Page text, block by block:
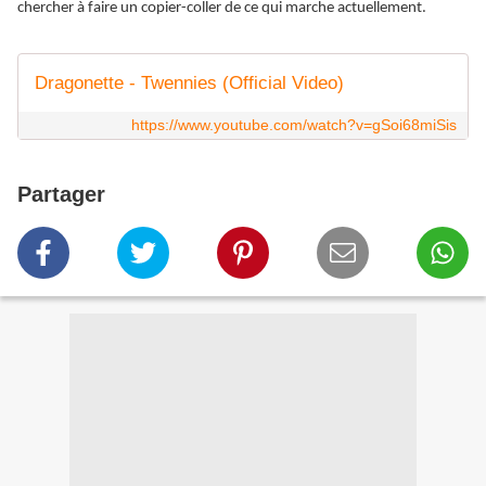
chercher à faire un copier-coller de ce qui marche actuellement.
Dragonette - Twennies (Official Video)
https://www.youtube.com/watch?v=gSoi68miSis
Partager